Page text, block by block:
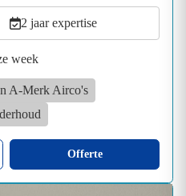
2 jaar expertise
week
A-Merk Airco's
Offerte